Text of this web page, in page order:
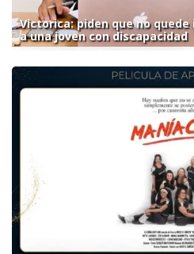
Victorica: piden que no
a una joven con discapacidad